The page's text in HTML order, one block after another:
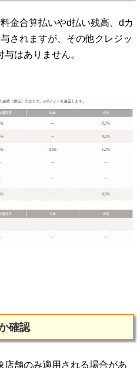
金合算払いやd払い残高、dカ
されますが、その他クレジッ
はありません。
確認
舗のみ適用される場合があ